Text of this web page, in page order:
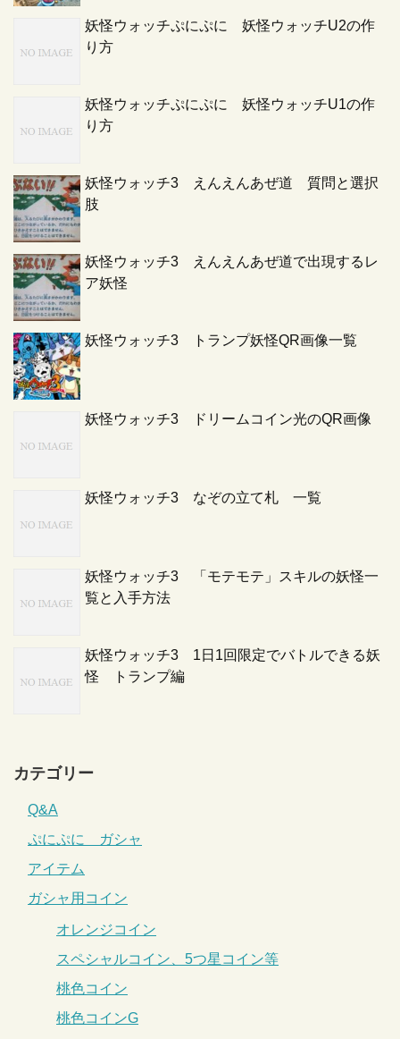
妖怪ウォッチぷにぷに 妖怪ウォッチU2の作
り方
妖怪ウォッチぷにぷに 妖怪ウォッチU1の作
り方
妖怪ウォッチ3 えんえんあぜ道 質問と選択
肢
妖怪ウォッチ3 えんえんあぜ道で出現するレ
ア妖怪
妖怪ウォッチ3 トランプ妖怪QR画像一覧
妖怪ウォッチ3 ドリームコイン光のQR画像
妖怪ウォッチ3 なぞの立て札 一覧
妖怪ウォッチ3 「モテモテ」スキルの妖怪一
覧と入手方法
妖怪ウォッチ3 1日1回限定でバトルできる妖
怪 トランプ編
カテゴリー
Q&A
ぷにぷに ガシャ
アイテム
ガシャ用コイン
オレンジコイン
スペシャルコイン、5つ星コイン等
桃色コイン
桃色コインG